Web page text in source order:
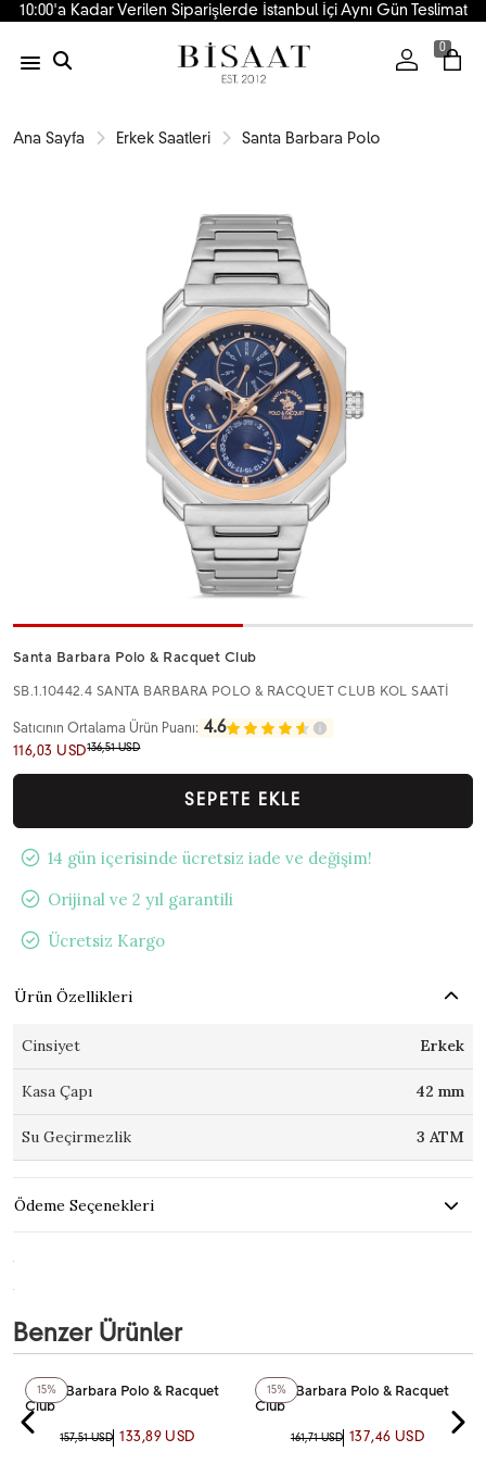
10:00'a Kadar Verilen Siparişlerde İstanbul İçi Aynı Gün Teslimat
0
Ana Sayfa Erkek Saatleri Santa Barbara Polo
Santa Barbara Polo & Racquet Club
SB.1.10442.4 SANTA BARBARA POLO & RACQUET CLUB KOL SAATİ
Satıcının Ortalama Ürün Puanı: 4.6
116,03 USD136,51 USD
SEPETE EKLE
14 gün içerisinde ücretsiz iade ve değişim!
Orijinal ve 2 yıl garantili
Ücretsiz Kargo
Ürün Özellikleri
Cinsiyet Erkek
Kasa Çapı 42 mm
Su Geçirmezlik 3 ATM
Ödeme Seçenekleri
Benzer Ürünler
15%
Santa Barbara Polo & Racquet
Club
SB.1.10705-3 SANTA BARBARA
POLO & RACQUET CLUB KOL
157,51 USD 133,89 USD
15%
Santa Barbara Polo & Racquet
Club
SB.1.10562-2 SANTA BARBARA
POLO & RACQUET CLUB KOL
161,71 USD 137,46 USD